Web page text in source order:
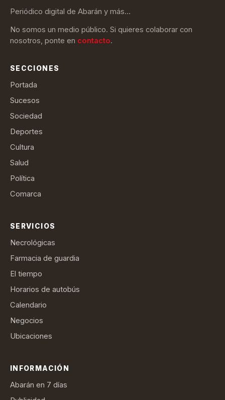
Periódico digital de Abarán y más…
No somos un medio público. Si quieres colaborar con
nosotros, ponte en contacto.
SECCIONES
Portada
Sucesos
Sociedad
Deportes
Cultura
Salud
Política
Comarca
SERVICIOS
Necrológicas
Farmacia de guardia
El tiempo
Horarios de autobús
Calendario
Negocios
Ubicaciones
INFORMACIÓN
Abarán en 7 días